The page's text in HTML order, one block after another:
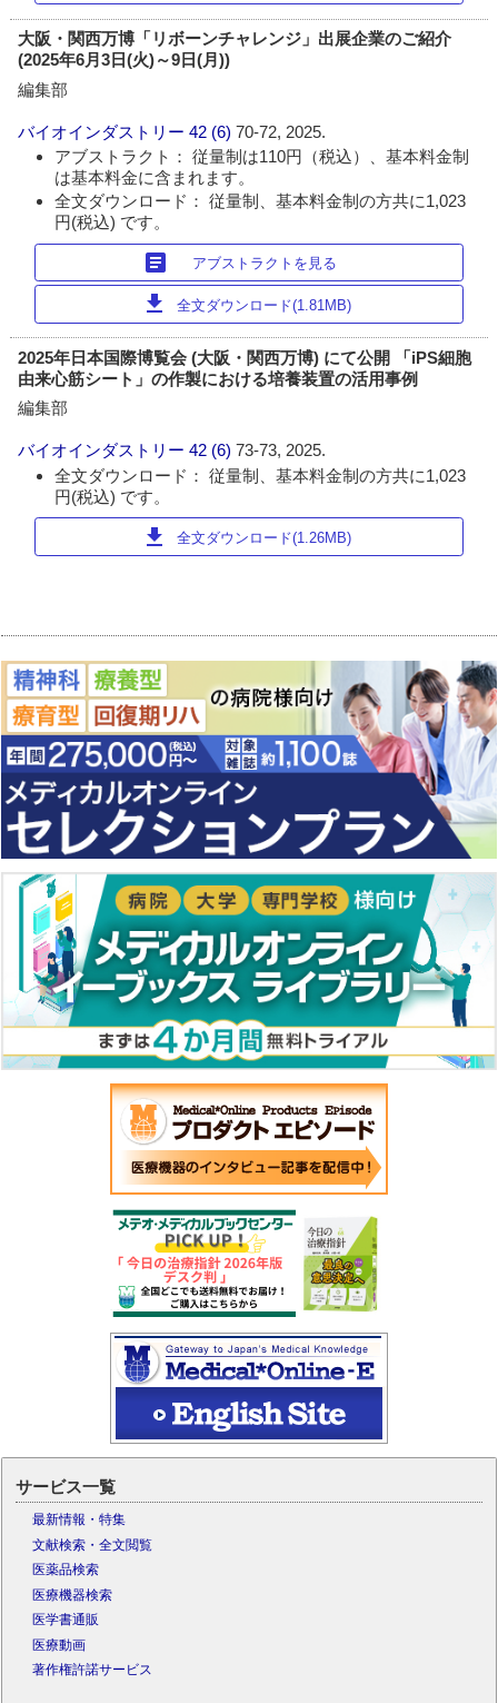
大阪・関西万博「リボーンチャレンジ」出展企業のご紹介
(2025年6月3日(火)～9日(月))
編集部
バイオインダストリー 42 (6)70-72, 2025.
アブストラクト： 従量制は110円（税込）、基本料金制
は基本料金に含まれます。
全文ダウンロード： 従量制、基本料金制の方共に1,023
円(税込) です。
article アブストラクトを見る
download 全文ダウンロード(1.81MB)
2025年日本国際博覧会 (大阪・関西万博) にて公開 「iPS細胞
由来心筋シート」の作製における培養装置の活用事例
編集部
バイオインダストリー 42 (6)73-73, 2025.
全文ダウンロード： 従量制、基本料金制の方共に1,023
円(税込) です。
download 全文ダウンロード(1.26MB)
サービス一覧
最新情報・特集
文献検索・全文閲覧
医薬品検索
医療機器検索
医学書通販
医療動画
著作権許諾サービス